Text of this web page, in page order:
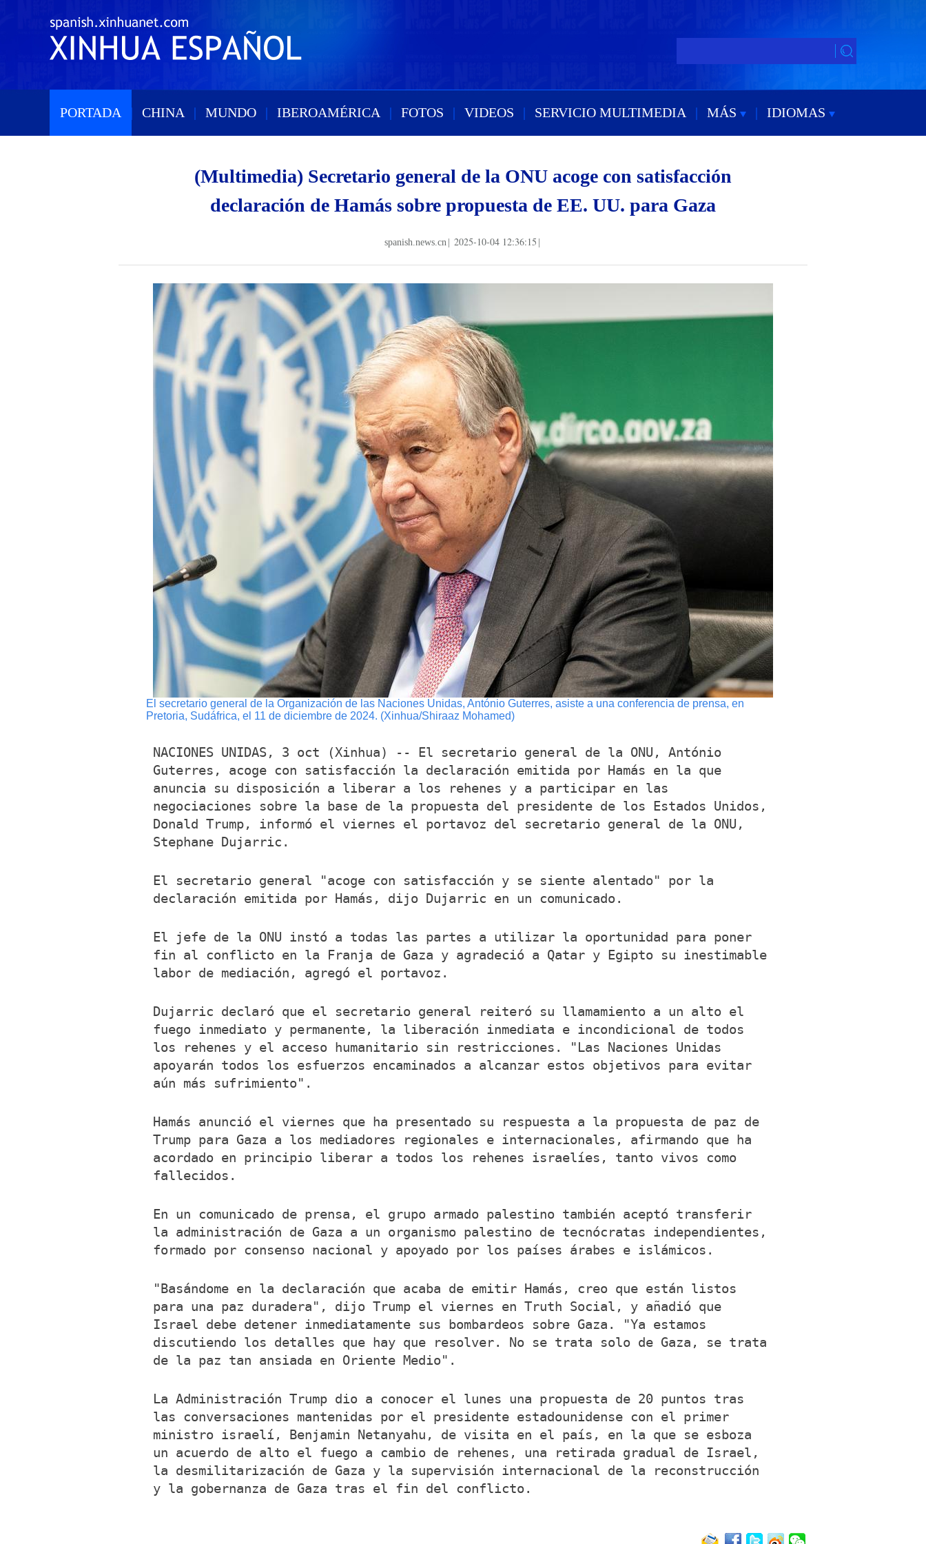
PORTADA | CHINA | MUNDO | IBEROAMÉRICA | FOTOS | VIDEOS | SERVICIO MULTIMEDIA | MÁS | IDIOMAS
(Multimedia) Secretario general de la ONU acoge con satisfacción
declaración de Hamás sobre propuesta de EE. UU. para Gaza
spanish.news.cn 2025-10-04 12:36:15
El secretario general de la Organización de las Naciones Unidas, António Guterres, asiste a una conferencia de prensa, en
Pretoria, Sudáfrica, el 11 de diciembre de 2024. (Xinhua/Shiraaz Mohamed)
NACIONES UNIDAS, 3 oct (Xinhua) -- El secretario general de la ONU, António
Guterres, acoge con satisfacción la declaración emitida por Hamás en la que
anuncia su disposición a liberar a los rehenes y a participar en las
negociaciones sobre la base de la propuesta del presidente de los Estados Unidos,
Donald Trump, informó el viernes el portavoz del secretario general de la ONU,
Stephane Dujarric.
El secretario general "acoge con satisfacción y se siente alentado" por la
declaración emitida por Hamás, dijo Dujarric en un comunicado.
El jefe de la ONU instó a todas las partes a utilizar la oportunidad para poner
fin al conflicto en la Franja de Gaza y agradeció a Qatar y Egipto su inestimable
labor de mediación, agregó el portavoz.
Dujarric declaró que el secretario general reiteró su llamamiento a un alto el
fuego inmediato y permanente, la liberación inmediata e incondicional de todos
los rehenes y el acceso humanitario sin restricciones. "Las Naciones Unidas
apoyarán todos los esfuerzos encaminados a alcanzar estos objetivos para evitar
aún más sufrimiento".
Hamás anunció el viernes que ha presentado su respuesta a la propuesta de paz de
Trump para Gaza a los mediadores regionales e internacionales, afirmando que ha
acordado en principio liberar a todos los rehenes israelíes, tanto vivos como
fallecidos.
En un comunicado de prensa, el grupo armado palestino también aceptó transferir
la administración de Gaza a un organismo palestino de tecnócratas independientes,
formado por consenso nacional y apoyado por los países árabes e islámicos.
"Basándome en la declaración que acaba de emitir Hamás, creo que están listos
para una paz duradera", dijo Trump el viernes en Truth Social, y añadió que
Israel debe detener inmediatamente sus bombardeos sobre Gaza. "Ya estamos
discutiendo los detalles que hay que resolver. No se trata solo de Gaza, se trata
de la paz tan ansiada en Oriente Medio".
La Administración Trump dio a conocer el lunes una propuesta de 20 puntos tras
las conversaciones mantenidas por el presidente estadounidense con el primer
ministro israelí, Benjamin Netanyahu, de visita en el país, en la que se esboza
un acuerdo de alto el fuego a cambio de rehenes, una retirada gradual de Israel,
la desmilitarización de Gaza y la supervisión internacional de la reconstrucción
y la gobernanza de Gaza tras el fin del conflicto.